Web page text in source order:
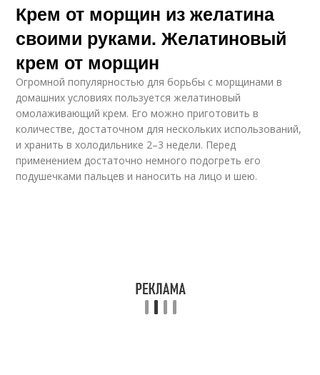
Крем от морщин из желатина
своими руками. Желатиновый
крем от морщин
Огромной популярностью для борьбы с морщинами в
домашних условиях пользуется желатиновый
омолаживающий крем. Его можно приготовить в
количестве, достаточном для нескольких использований,
и хранить в холодильнике 2–3 недели. Перед
применением достаточно немного подогреть его
подушечками пальцев и наносить на лицо и шею.